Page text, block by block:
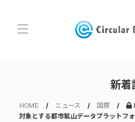
新着
HOME ニュース 国際
対象とする都市鉱山データプラットフ